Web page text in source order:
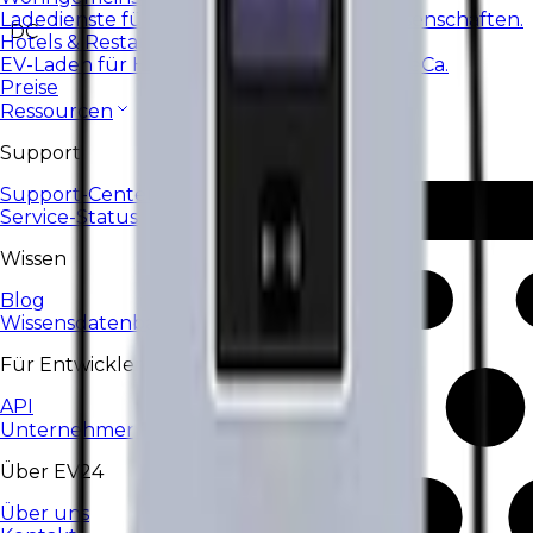
Ladedienste für Wohnanlagen und Genossenschaften.
Hotels & Restaurants
EV-Laden für Hotels, Restaurants und HoReCa.
Preise
Ressourcen
Support
Support-Center
Service-Status
Wissen
Blog
Wissensdatenbank
Für Entwickler
API
Unternehmen
Über EV24
Über uns
DC